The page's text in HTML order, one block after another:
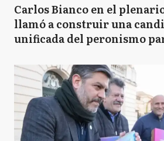
Carlos Bianco en el
llamó a construir una
unificada del peronismo